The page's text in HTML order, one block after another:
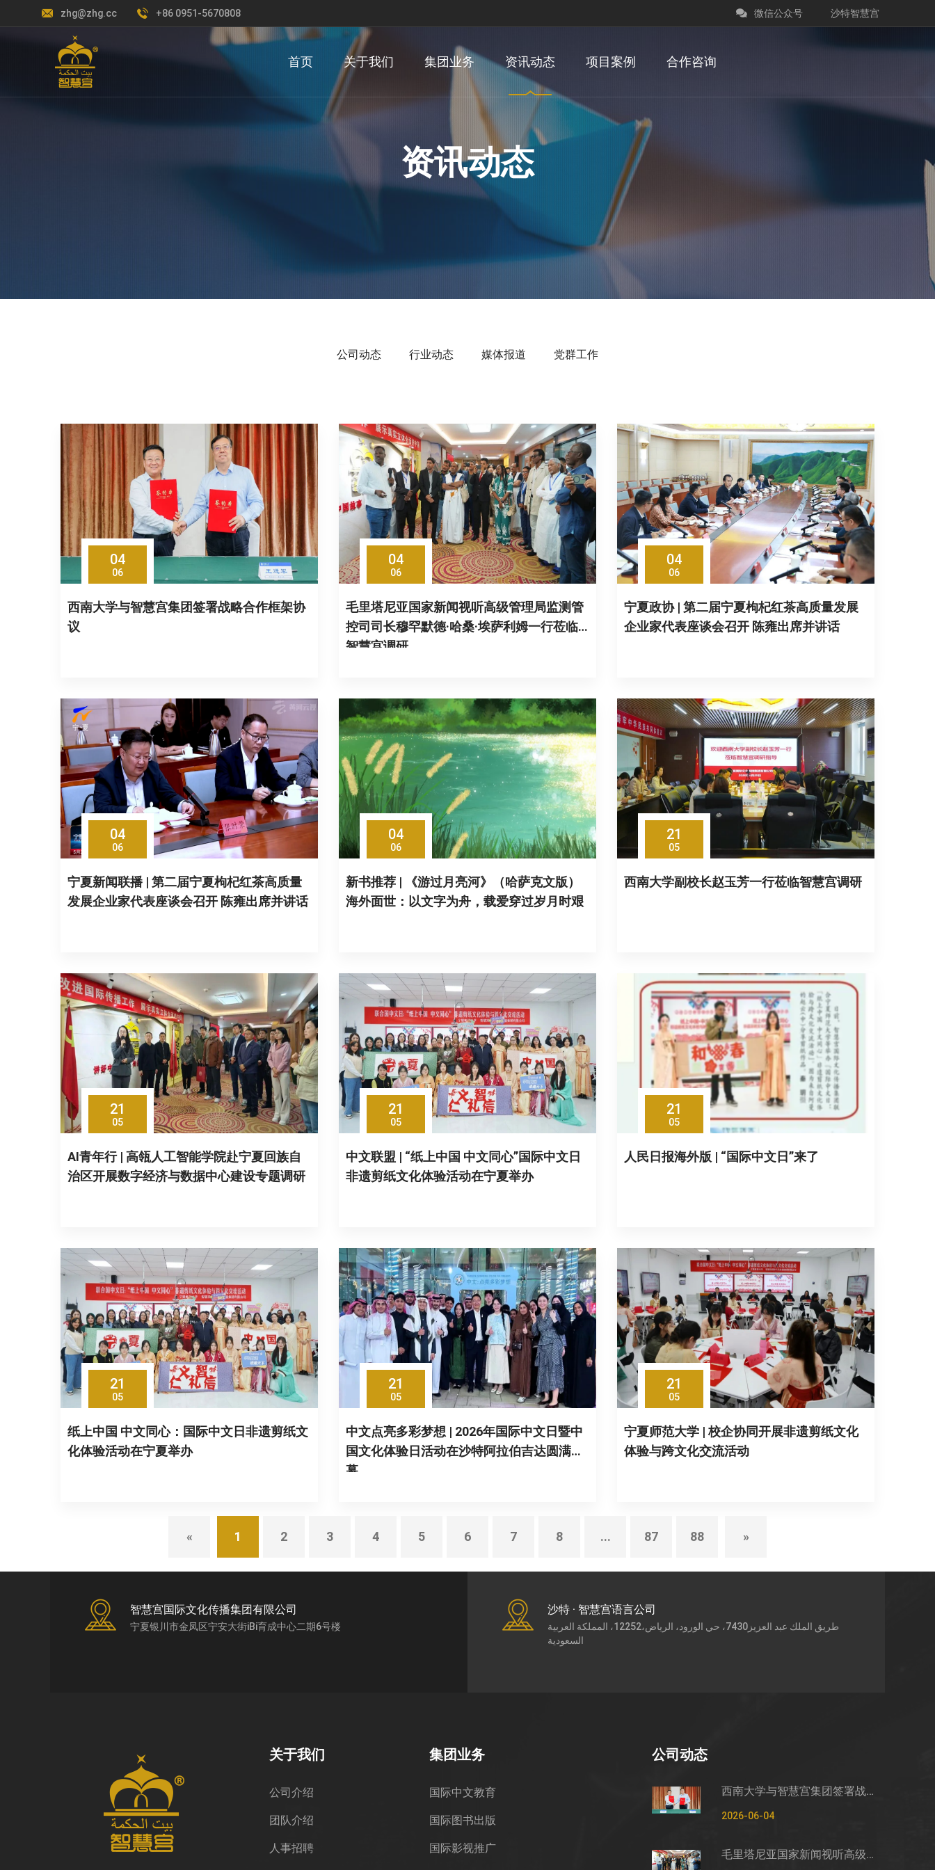
zhg@zhg.cc +86 0951-5670808 沙特智慧宫
微信公众号
首页 关于我们 集团业务 资讯动态 项目案例 合作咨询
资讯动态
公司动态 行业动态 媒体报道 党群工作
04
06
西南大学与智慧宫集团签署战略合作框架协
议
04
06
毛里塔尼亚国家新闻视听高级管理局监测管
控司司长穆罕默德·哈桑·埃萨利姆一行莅临
智慧宫调研
04
06
宁夏政协 | 第二届宁夏枸杞红茶高质量发展
企业家代表座谈会召开 陈雍出席并讲话
04
06
宁夏新闻联播 | 第二届宁夏枸杞红茶高质量
发展企业家代表座谈会召开 陈雍出席并讲话
04
06
新书推荐 | 《游过月亮河》（哈萨克文版）
海外面世：以文字为舟，载爱穿过岁月时艰
21
05
西南大学副校长赵玉芳一行莅临智慧宫调研
21
05
AI青年行 | 高瓴人工智能学院赴宁夏回族自
治区开展数字经济与数据中心建设专题调研
21
05
中文联盟 | “纸上中国 中文同心”国际中文日
非遗剪纸文化体验活动在宁夏举办
21
05
人民日报海外版 | “国际中文日”来了
21
05
纸上中国 中文同心：国际中文日非遗剪纸文
化体验活动在宁夏举办
21
05
中文点亮多彩梦想 | 2026年国际中文日暨中
国文化体验日活动在沙特阿拉伯吉达圆满落
幕
21
05
宁夏师范大学 | 校企协同开展非遗剪纸文化
体验与跨文化交流活动
« 1 2 3 4 5 6 7 8 ... 87 88 »
智慧宫国际文化传播集团有限公司
宁夏银川市金凤区宁安大街iBi育成中心二期6号楼
沙特 · 智慧宫语言公司
طريق الملك عبد العزيز7430، حي الورود، الرياض،12252، المملكة العربية
السعودية
关于我们
公司介绍
团队介绍
人事招聘
集团业务
国际中文教育
国际图书出版
国际影视推广
公司动态
西南大学与智慧宫集团签署战略合作框架协议
2026-06-04
毛里塔尼亚国家新闻视听高级管理局监测管控司司长穆罕默德·哈桑·埃萨利姆一行莅临智慧宫调研